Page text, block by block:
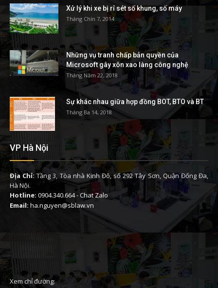
Xử lý khi xe bị rỉ sét số khung, số máy
Tháng Chín 7, 2014
Những vụ tranh chấp bản quyền của
Microsoft gây xôn xao làng công nghệ
Tháng Năm 22, 2018
Sự khác nhau giữa hợp đồng BOT, BTO và BT
Tháng Ba 14, 2018
VP Hà Nội
Địa Chỉ: Tầng 3, Tòa nhà Kinh Đô, số 292 Tây Sơn, Quận Đống Đa,
Hà Nội.
Hotline: 0904.340.664-Chat Zalo
Email: ha.nguyen@sblaw.vn
Xem chỉ đường: